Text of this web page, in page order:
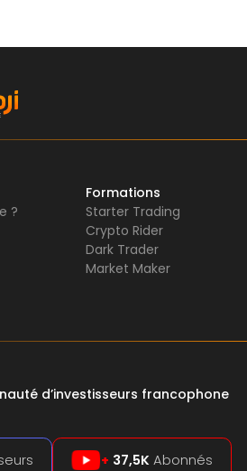
?
Formations
Starter Trading
Crypto Rider
Dark Trader
Market Maker
d’investisseurs francophone
+ 37,5K Abonnés